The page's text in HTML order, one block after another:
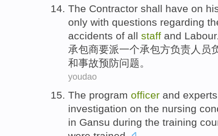
The Contractor shall have on
only with questions regarding
accidents of all staff and Labour
承包商要派一个承包方负责 人员
和事故预防问题。
youdao
The program officer and experts
investigation on the nursing
in Gansu during the training